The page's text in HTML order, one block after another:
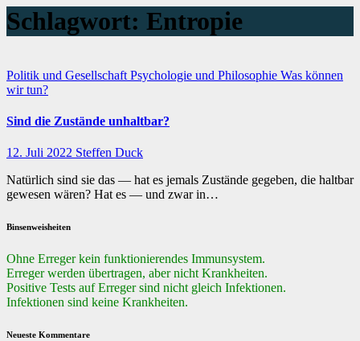
Schlagwort: Entropie
Politik und Gesellschaft Psychologie und Philosophie Was können
wir tun?
Sind die Zustände unhaltbar?
12. Juli 2022 Steffen Duck
Natürlich sind sie das — hat es jemals Zustände gegeben, die haltbar
gewesen wären? Hat es — und zwar in…
Binsenweisheiten
Ohne Erreger kein funktionierendes Immunsystem.
Erreger werden übertragen, aber nicht Krankheiten.
Positive Tests auf Erreger sind nicht gleich Infektionen.
Infektionen sind keine Krankheiten.
Neueste Kommentare